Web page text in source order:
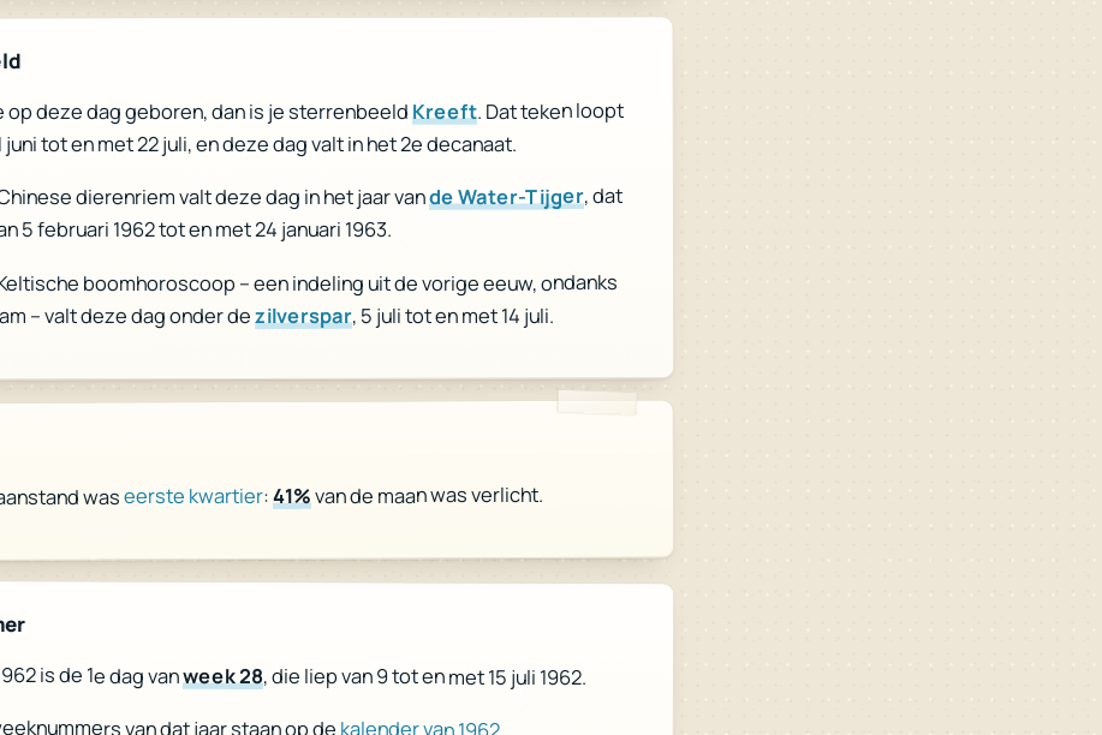
op deze dag geboren, dan is je sterrenbeeldKreeft. Dat teken loopt
juni tot en met 22 juli, en deze dag valt in het 2e decanaat.
dierenriem valt deze dag in het jaar vande Water-Tijger, dat
5 februari 1962 tot en met 24 januari 1963.
boomhoroscoop – een indeling uit de vorige eeuw, ondanks
– valt deze dag onder dezilverspar, 5 juli tot en met 14 juli.
waseerste kwartier:41%van de maan was verlicht.
is de 1e dag vanweek 28, die liep van 9 tot en met 15 juli 1962.
van dat jaar staan op de